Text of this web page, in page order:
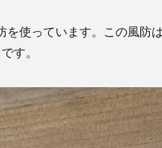
を使っています。この風防
す。